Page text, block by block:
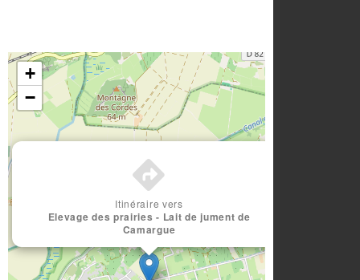
Itinéraire vers
Elevage des prairies - Lait de jument de
Camargue
+
−